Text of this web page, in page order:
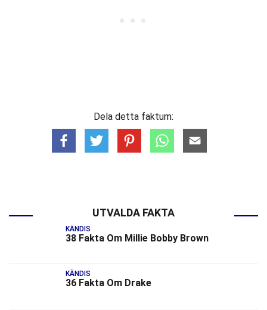
Dela detta faktum:
UTVALDA FAKTA
KÄNDIS
38 Fakta Om Millie Bobby Brown
KÄNDIS
36 Fakta Om Drake